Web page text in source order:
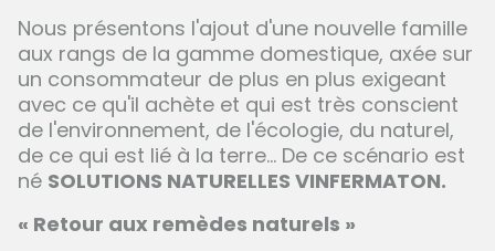
Nous présentons l'ajout d'une nouvelle famille
aux rangs de la gamme domestique, axée sur
un consommateur de plus en plus exigeant
avec ce qu'il achète et qui est très conscient
de l'environnement, de l'écologie, du naturel,
de ce qui est lié à la terre... De ce scénario est
né SOLUTIONS NATURELLES VINFERMATON.
« Retour aux remèdes naturels »